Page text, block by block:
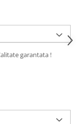
garantata !